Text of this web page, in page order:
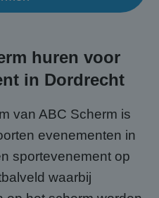
huren voor
in Dordrecht
van ABC Scherm is
evenementen in
sportevenement op
waarbij